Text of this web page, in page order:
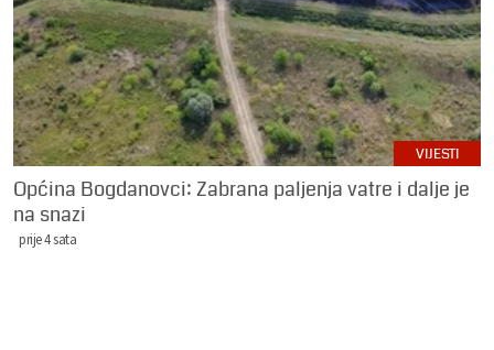
VIJESTI
Općina Bogdanovci: Zabrana paljenja vatre i dalje je
na snazi
prije 4 sata